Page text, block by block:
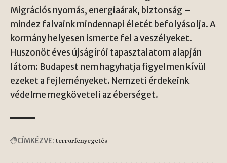
Migrációs nyomás, energiaárak, biztonság –
mindez falvaink mindennapi életét befolyásolja. A
kormány helyesen ismerte fel a veszélyeket.
Huszonöt éves újságírói tapasztalatom alapján
látom: Budapest nem hagyhatja figyelmen kívül
ezeket a fejleményeket. Nemzeti érdekeink
védelme megköveteli az éberséget.
CÍMKÉZVE: terrorfenyegetés